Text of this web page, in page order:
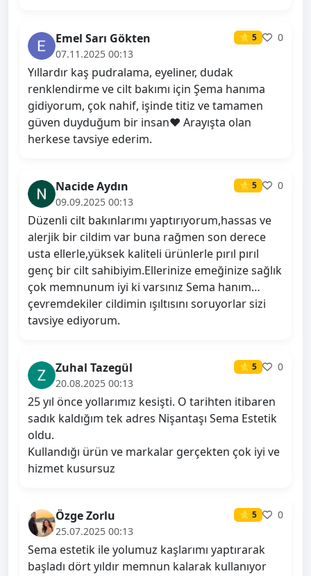
Emel Sarı Gökten ⭐ 5
0
07.11.2025 00:13
Yıllardır kaş pudralama, eyeliner, dudak
renklendirme ve cilt bakımı için Şema hanıma
gidiyorum, çok nahif, işinde titiz ve tamamen
güven duyduğum bir insan❤️ Arayışta olan
herkese tavsiye ederim.
Nacide Aydın ⭐ 5
0
09.09.2025 00:13
Düzenli cilt bakınlarımı yaptırıyorum,hassas ve
alerjik bir cildim var buna rağmen son derece
usta ellerle,yüksek kaliteli ürünlerle pırıl pırıl
genç bir cilt sahibiyim.Ellerinize emeğinize sağlık
çok memnunum iyi ki varsınız Sema hanım…
çevremdekiler cildimin ışıltısını soruyorlar sizi
tavsiye ediyorum.
Zuhal Tazegül ⭐ 5
0
20.08.2025 00:13
25 yıl önce yollarımız kesişti. O tarihten itibaren
sadık kaldığım tek adres Nişantaşı Sema Estetik
oldu.
Kullandığı ürün ve markalar gerçekten çok iyi ve
hizmet kusursuz
Özge Zorlu ⭐ 5
0
25.07.2025 00:13
Sema estetik ile yolumuz kaşlarımı yaptırarak
başladı dört yıldır memnun kalarak kullanıyor